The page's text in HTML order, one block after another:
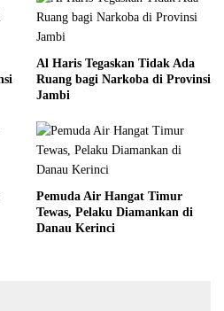
Al Haris Tegaskan Tidak Ada
Ruang bagi Narkoba di Provinsi
Jambi
Pemuda Air Hangat Timur
Tewas, Pelaku Diamankan di
Danau Kerinci